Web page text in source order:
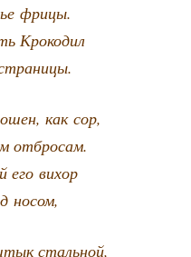
фрицы.
Крокодил
как сор,
отбросам.
его вихор
носом,
стальной,